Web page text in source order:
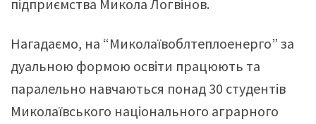
підприємства Микола Логвінов.
Нагадаємо, на “Миколаївоблтеплоенерго” за
дуальною формою освіти працюють та
паралельно навчаються понад 30 студентів
Миколаївського національного аграрного